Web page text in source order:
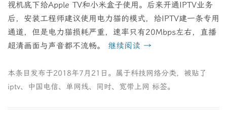
视机底下给Apple TV和小米盒子使用。后来开通IPTV业务
后，安装工程师建议使用电力猫的模式，给IPTV建一条专用
通道，但是电力猫损耗严重，速率只有20Mbps左右，直播
超清画面与声音都不流畅。 继续阅读 →
本条目发布于2018年7月21日 。属于科技网络分类，被贴了
iptv、 中国电信、 单网线、 同时、 宽带上网 标签。